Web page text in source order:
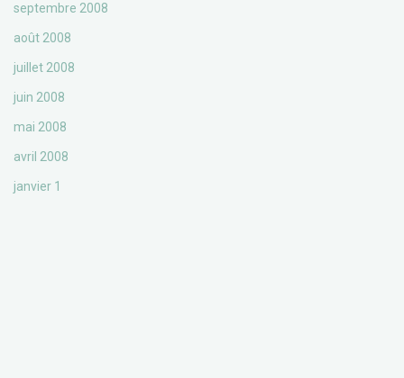
septembre 2008
août 2008
juillet 2008
juin 2008
mai 2008
avril 2008
janvier 1